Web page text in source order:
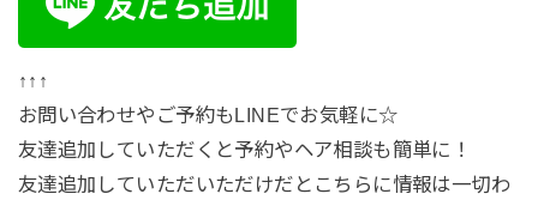
↑↑↑
お問い合わせやご予約もLINEでお気軽に☆
友達追加していただくと予約やヘア相談も簡単に！
友達追加していただいただけだとこちらに情報は一切わ